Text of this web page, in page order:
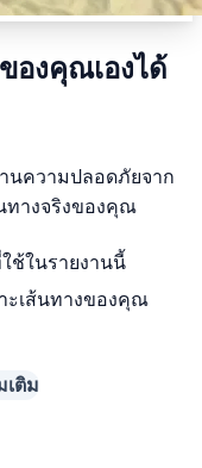
องคุณเองได้
นความปลอดภัยจาก
ทางจริงของคุณ
ช้ในรายงานนี้
ะเส้นทางของคุณ
เติม